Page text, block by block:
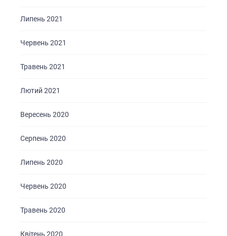
Липень 2021
Червень 2021
Травень 2021
Лютий 2021
Вересень 2020
Серпень 2020
Липень 2020
Червень 2020
Травень 2020
Квітень 2020
КАР’ЄРА
БЛОГ
КОНТАКТИ